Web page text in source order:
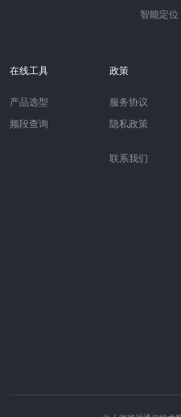
智能定位
在线工具
产品选型
频段查询
政策
服务协议
隐私政策
联系我们